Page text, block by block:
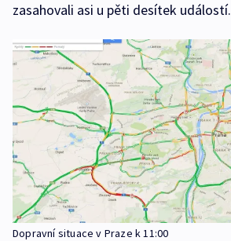
zasahovali asi u pěti desítek událostí.
Dopravní situace v Praze k 11:00